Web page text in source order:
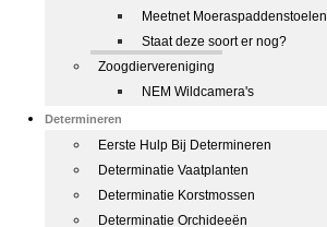
Meetnet Moeraspaddenstoelen
Staat deze soort er nog?
Zoogdiervereniging
NEM Wildcamera's
Determineren
Eerste Hulp Bij Determineren
Determinatie Vaatplanten
Determinatie Korstmossen
Determinatie Orchideeën